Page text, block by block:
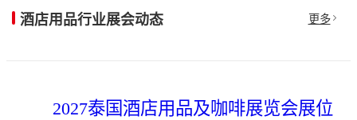
酒店用品行业展会动态 更多
2027泰国酒店用品及咖啡展览会展位